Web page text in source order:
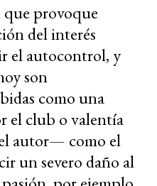
provoque
del interés
el autocontrol, y
son
como una
el club o valentía
autor— como el
un severo daño al